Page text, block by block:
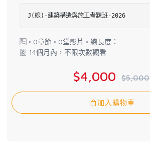
J(線)-建築構造與施工考題班-2026
• 0章節 • 0堂影片 • 總長度：
14個月內，不限次數觀看
$4,000 $5,000
加入購物車